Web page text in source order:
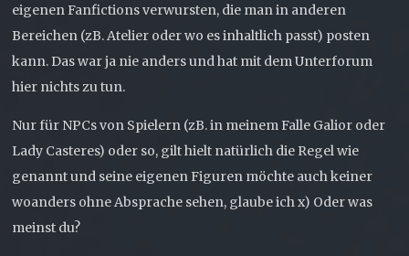
eigenen Fanfictions verwursten, die man in anderen
Bereichen (zB. Atelier oder wo es inhaltlich passt) posten
kann. Das war ja nie anders und hat mit dem Unterforum
hier nichts zu tun.
Nur für NPCs von Spielern (zB. in meinem Falle Galior oder
Lady Casteres) oder so, gilt hielt natürlich die Regel wie
genannt und seine eigenen Figuren möchte auch keiner
woanders ohne Absprache sehen, glaube ich x) Oder was
meinst du?